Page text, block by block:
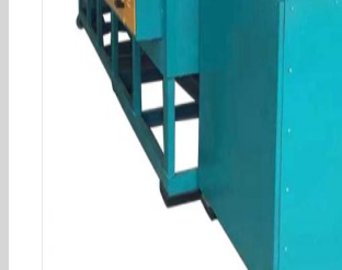
工业烤箱_高温工业烤箱远红外电加热